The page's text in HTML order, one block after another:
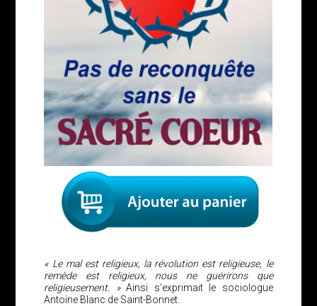
« Le mal est religieux, la révolution est religieuse, le
remède est religieux, nous ne guérirons que
religieusement. »Ainsi s’exprimait le sociologue
Antoine Blanc de Saint-Bonnet.